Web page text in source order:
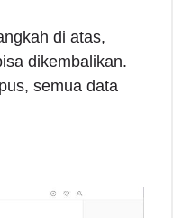
di atas,
dikembalikan.
semua data